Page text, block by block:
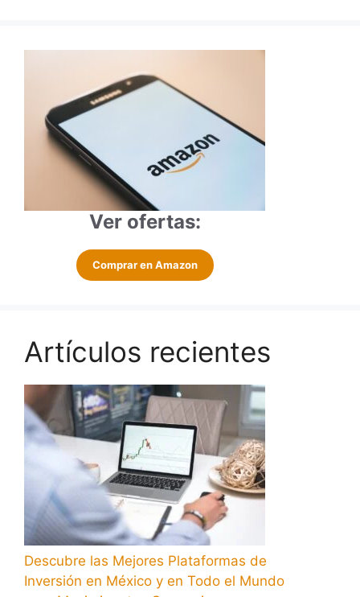
Ver ofertas:
Comprar en Amazon
Artículos recientes
Descubre las Mejores Plataformas de
Inversión en México y en Todo el Mundo